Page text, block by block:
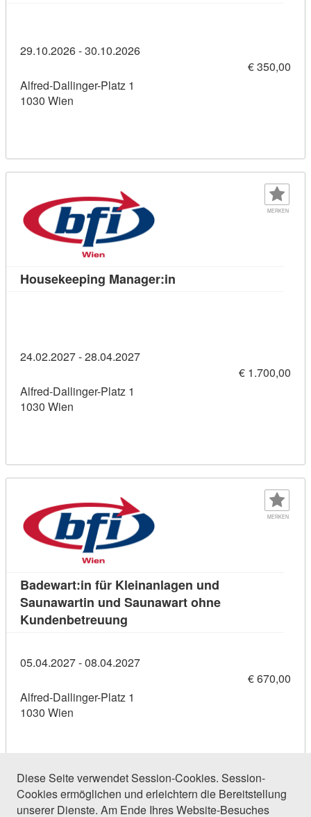
29.10.2026 - 30.10.2026
€ 350,00
Alfred-Dallinger-Platz 1
1030 Wien
MERKEN
Housekeeping Manager:in
24.02.2027 - 28.04.2027
€ 1.700,00
Alfred-Dallinger-Platz 1
1030 Wien
MERKEN
Badewart:in für Kleinanlagen und
Saunawartin und Saunawart ohne
Kundenbetreuung
05.04.2027 - 08.04.2027
€ 670,00
Alfred-Dallinger-Platz 1
1030 Wien
15 Einträge gefunden (1 von 1)
Diese Seite verwendet Session-Cookies. Session-
Cookies ermöglichen und erleichtern die Bereitstellung
unserer Dienste. Am Ende Ihres Website-Besuches